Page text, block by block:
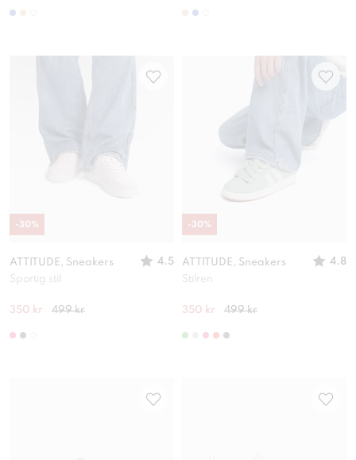
ATTITUDE, Sneakers
4.5
Sportig stil
350 kr 499 kr
-30%
ATTITUDE, Sneakers
4.8
Stilren
350 kr 499 kr
-30%